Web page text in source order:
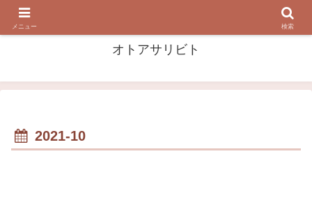
オトアサリビト
2021-10
メニュー 検索